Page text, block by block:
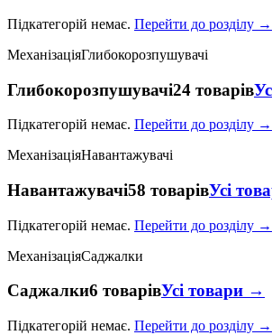
Підкатегорій немає. Перейти до розділу →
МеханізаціяГлибокорозпушувачі
Глибокорозпушувачі24 товарів
Підкатегорій немає. Перейти до розділу →
МеханізаціяНавантажувачі
Навантажувачі58 товарівУсі
Підкатегорій немає. Перейти до розділу →
МеханізаціяСаджалки
Саджалки6 товарівУсі товари →
Підкатегорій немає. Перейти до розділу →